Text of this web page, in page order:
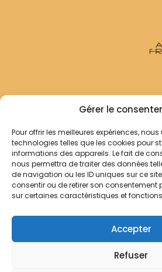
Gérer le
Pour offrir les meilleures expériences,
technologies telles que les cookies pour
informations des appareils. Le fait de
nous permettra de traiter des données
de navigation ou les ID uniques sur ce
consentir ou de retirer son consentement
sur certaines caractéristiques et
Accepter
Refuser
Archives
RECHERCHER
Comment chercher ?
Les archives
Notre démarche
Contact